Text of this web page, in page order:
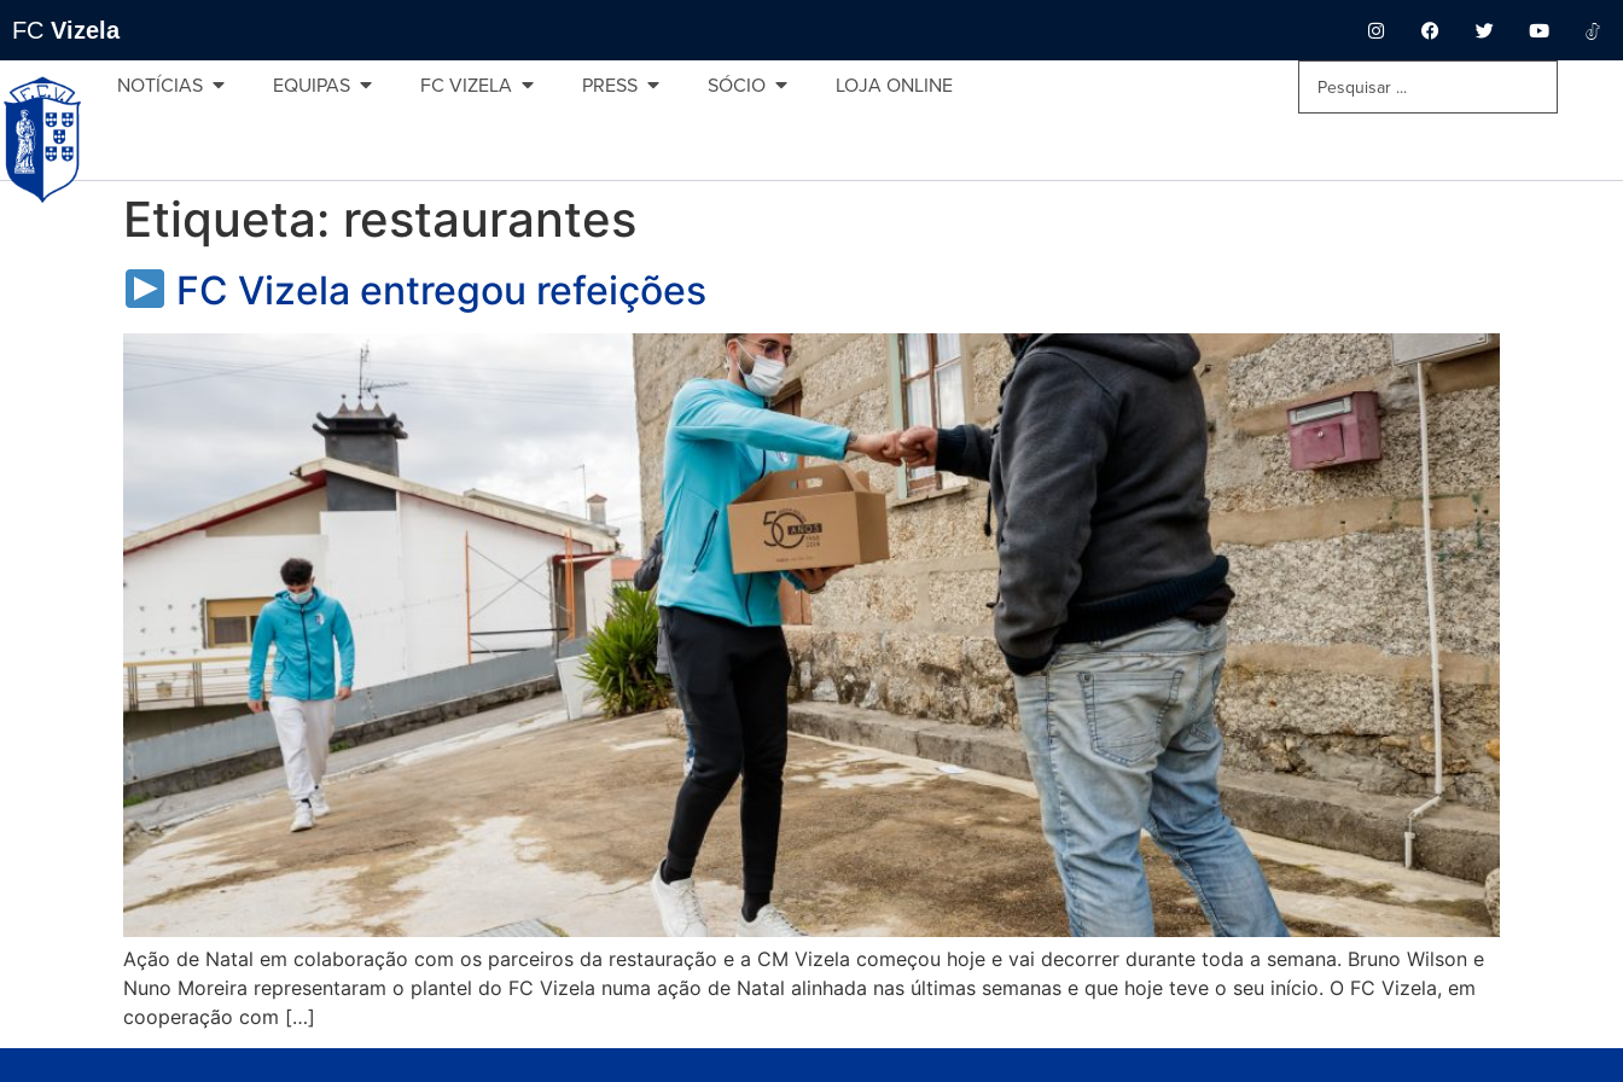
FC Vizela
NOTÍCIAS EQUIPAS FC VIZELA PRESS SÓCIO LOJA ONLINE
Etiqueta: restaurantes
FC Vizela entregou refeições
Ação de Natal em colaboração com os parceiros da restauração e a CM Vizela começou hoje e vai decorrer durante toda a semana. Bruno Wilson e
Nuno Moreira representaram o plantel do FC Vizela numa ação de Natal alinhada nas últimas semanas e que hoje teve o seu início. O FC Vizela, em
cooperação com […]